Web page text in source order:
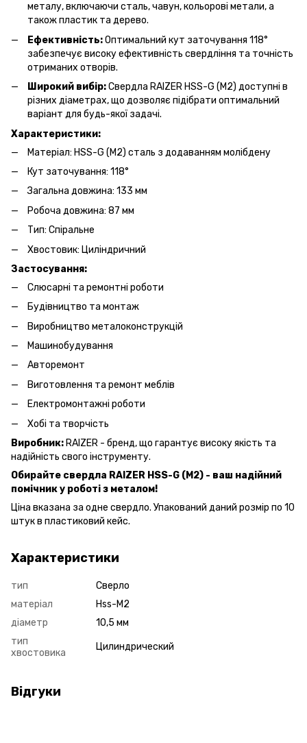
металу, включаючи сталь, чавун, кольорові метали, а
також пластик та дерево.
Ефективність:Оптимальний кут заточування 118°
забезпечує високу ефективність свердління та точність
отриманих отворів.
Широкий вибір:Свердла RAIZER HSS-G (M2) доступні в
різних діаметрах, що дозволяє підібрати оптимальний
варіант для будь-якої задачі.
Характеристики:
Матеріал: HSS-G (M2) сталь з додаванням молібдену
Кут заточування: 118°
Загальна довжина: 133 мм
Робоча довжина: 87 мм
Тип: Спіральне
Хвостовик: Циліндричний
Застосування:
Слюсарні та ремонтні роботи
Будівництво та монтаж
Виробництво металоконструкцій
Машинобудування
Авторемонт
Виготовлення та ремонт меблів
Електромонтажні роботи
Хобі та творчість
Виробник: RAIZER - бренд, що гарантує високу якість та
надійність свого інструменту.
Обирайте свердла RAIZER HSS-G (M2) - ваш надійний
помічник у роботі з металом!
Ціна вказана за одне свердло. Упакований даний розмір по 10
штук в пластиковий кейс.
Характеристики
тип
Сверло
матеріал
Hss-M2
діаметр
10,5 мм
тип
хвостовика
Цилиндрический
Відгуки